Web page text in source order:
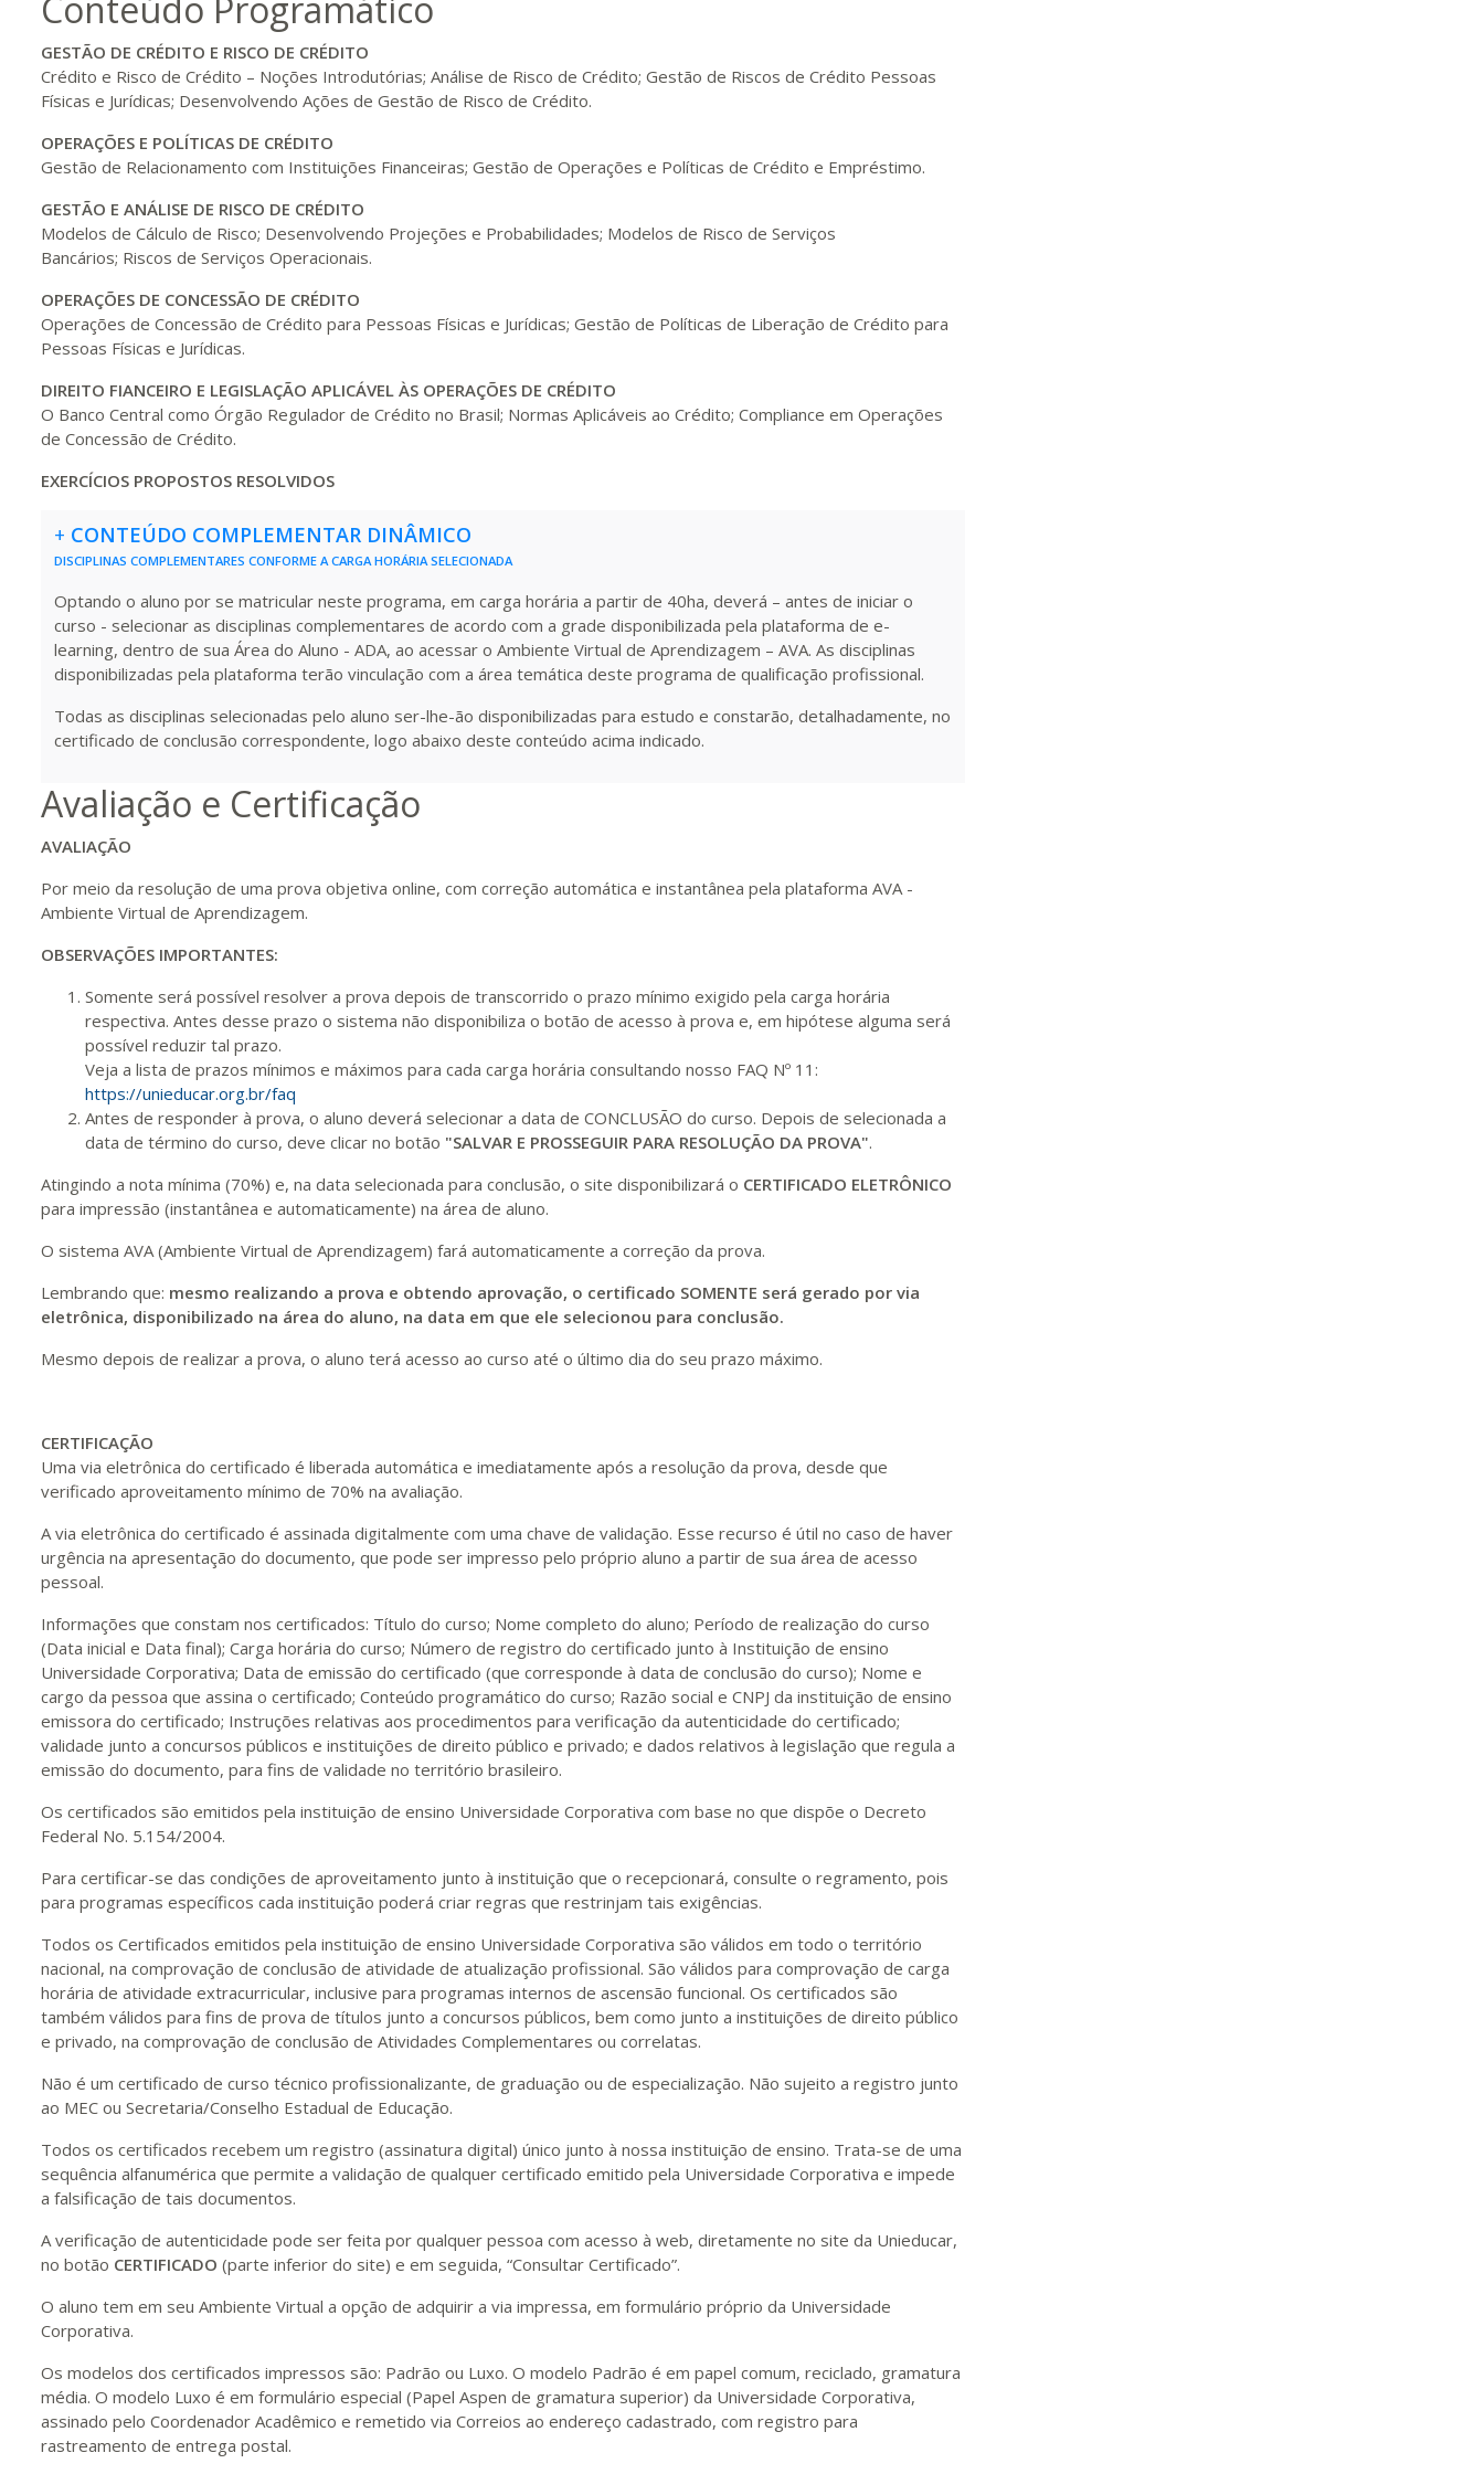
90dias
240 H 30 dias 90dias
260 H 33 dias 90dias
dias Visualizar
320 H 40dias 120dias
340 H 43dias 120dias Visualizar Visualizar
ELETRÔNICO
R$ 1.685,33
Matricular
360 H 45dias 120dias Visualizar Visualizar
ELETRÔNICO
R$ 1.784,48
380 H 48dias 150dias
400 H 50dias 150dias Visualizar Visualizar
ELETRÔNICO
Matricular
440 H 55dias 150dias Visualizar Visualizar
ELETRÔNICO
GESTÃO DE CRÉDITO E RISCO DE CRÉDITO
Crédito e Risco de Crédito – Noções Introdutórias; Análise de Risco de Crédito; Gestão de Riscos de Crédito Pessoas
Físicas e Jurídicas; Desenvolvendo Ações de Gestão de Risco de Crédito.
OPERAÇÕES E POLÍTICAS DE CRÉDITO
Gestão de Relacionamento com Instituições Financeiras; Gestão de Operações e Políticas de Crédito e Empréstimo.
GESTÃO E ANÁLISE DE RISCO DE CRÉDITO
Modelos de Cálculo de Risco; Desenvolvendo Projeções e Probabilidades; Modelos de Risco de Serviços
Bancários; Riscos de Serviços Operacionais.
OPERAÇÕES DE CONCESSÃO DE CRÉDITO
Operações de Concessão de Crédito para Pessoas Físicas e Jurídicas; Gestão de Políticas de Liberação de Crédito para
Pessoas Físicas e Jurídicas.
DIREITO FIANCEIRO E LEGISLAÇÃO APLICÁVEL ÀS OPERAÇÕES DE CRÉDITO
O Banco Central como Órgão Regulador de Crédito no Brasil; Normas Aplicáveis ao Crédito; Compliance em Operações
de Concessão de Crédito.
EXERCÍCIOS PROPOSTOS RESOLVIDOS
+ CONTEÚDO COMPLEMENTAR DINÂMICO
DISCIPLINAS COMPLEMENTARES CONFORME A CARGA HORÁRIA SELECIONADA
Optando o aluno por se matricular neste programa, em carga horária a partir de 40ha, deverá – antes de iniciar o
curso - selecionar as disciplinas complementares de acordo com a grade disponibilizada pela plataforma de e-
learning, dentro de sua Área do Aluno - ADA, ao acessar o Ambiente Virtual de Aprendizagem – AVA. As disciplinas
disponibilizadas pela plataforma terão vinculação com a área temática deste programa de qualificação profissional.
Todas as disciplinas selecionadas pelo aluno ser-lhe-ão disponibilizadas para estudo e constarão, detalhadamente, no
certificado de conclusão correspondente, logo abaixo deste conteúdo acima indicado.
Avaliação e Certificação
AVALIAÇÃO
Por meio da resolução de uma prova objetiva online, com correção automática e instantânea pela plataforma AVA -
Ambiente Virtual de Aprendizagem.
OBSERVAÇÕES IMPORTANTES:
Somente será possível resolver a prova depois de transcorrido o prazo mínimo exigido pela carga horária
respectiva. Antes desse prazo o sistema não disponibiliza o botão de acesso à prova e, em hipótese alguma será
possível reduzir tal prazo.
Veja a lista de prazos mínimos e máximos para cada carga horária consultando nosso FAQ Nº 11:
https://unieducar.org.br/faq
Antes de responder à prova, o aluno deverá selecionar a data de CONCLUSÃO do curso. Depois de selecionada a
data de término do curso, deve clicar no botão "SALVAR E PROSSEGUIR PARA RESOLUÇÃO DA PROVA".
Atingindo a nota mínima (70%) e, na data selecionada para conclusão, o site disponibilizará o CERTIFICADO ELETRÔNICO
para impressão (instantânea e automaticamente) na área de aluno.
O sistema AVA (Ambiente Virtual de Aprendizagem) fará automaticamente a correção da prova.
Lembrando que: mesmo realizando a prova e obtendo aprovação, o certificado SOMENTE será gerado por via
eletrônica, disponibilizado na área do aluno, na data em que ele selecionou para conclusão.
Mesmo depois de realizar a prova, o aluno terá acesso ao curso até o último dia do seu prazo máximo.
CERTIFICAÇÃO
Uma via eletrônica do certificado é liberada automática e imediatamente após a resolução da prova, desde que
verificado aproveitamento mínimo de 70% na avaliação.
A via eletrônica do certificado é assinada digitalmente com uma chave de validação. Esse recurso é útil no caso de haver
urgência na apresentação do documento, que pode ser impresso pelo próprio aluno a partir de sua área de acesso
pessoal.
Informações que constam nos certificados: Título do curso; Nome completo do aluno; Período de realização do curso
(Data inicial e Data final); Carga horária do curso; Número de registro do certificado junto à Instituição de ensino
Universidade Corporativa; Data de emissão do certificado (que corresponde à data de conclusão do curso); Nome e
cargo da pessoa que assina o certificado; Conteúdo programático do curso; Razão social e CNPJ da instituição de ensino
emissora do certificado; Instruções relativas aos procedimentos para verificação da autenticidade do certificado;
validade junto a concursos públicos e instituições de direito público e privado; e dados relativos à legislação que regula a
emissão do documento, para fins de validade no território brasileiro.
Os certificados são emitidos pela instituição de ensino Universidade Corporativa com base no que dispõe o Decreto
Federal No. 5.154/2004.
Para certificar-se das condições de aproveitamento junto à instituição que o recepcionará, consulte o regramento, pois
para programas específicos cada instituição poderá criar regras que restrinjam tais exigências.
Todos os Certificados emitidos pela instituição de ensino Universidade Corporativa são válidos em todo o território
nacional, na comprovação de conclusão de atividade de atualização profissional. São válidos para comprovação de carga
horária de atividade extracurricular, inclusive para programas internos de ascensão funcional. Os certificados são
também válidos para fins de prova de títulos junto a concursos públicos, bem como junto a instituições de direito público
e privado, na comprovação de conclusão de Atividades Complementares ou correlatas.
Não é um certificado de curso técnico profissionalizante, de graduação ou de especialização. Não sujeito a registro junto
ao MEC ou Secretaria/Conselho Estadual de Educação.
Todos os certificados recebem um registro (assinatura digital) único junto à nossa instituição de ensino. Trata-se de uma
sequência alfanumérica que permite a validação de qualquer certificado emitido pela Universidade Corporativa e impede
a falsificação de tais documentos.
A verificação de autenticidade pode ser feita por qualquer pessoa com acesso à web, diretamente no site da Unieducar,
no botão CERTIFICADO (parte inferior do site) e em seguida, “Consultar Certificado”.
O aluno tem em seu Ambiente Virtual a opção de adquirir a via impressa, em formulário próprio da Universidade
Corporativa.
Os modelos dos certificados impressos são: Padrão ou Luxo. O modelo Padrão é em papel comum, reciclado, gramatura
média. O modelo Luxo é em formulário especial (Papel Aspen de gramatura superior) da Universidade Corporativa,
assinado pelo Coordenador Acadêmico e remetido via Correios ao endereço cadastrado, com registro para
rastreamento de entrega postal.